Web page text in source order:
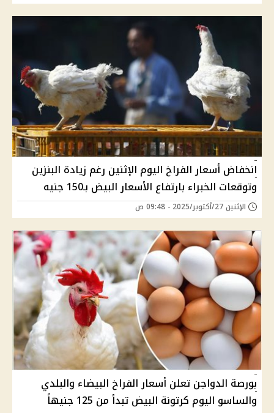
انخفاض أسعار الفراخ اليوم الإثنين رغم زيادة البنزين
وتوقعات الخبراء بارتفاع الأسعار البيض بـ150 جنيه
الإثنين 27/أكتوبر/2025 - 09:48 ص
بورصة الدواجن تعلن أسعار الفراخ البيضاء والبلدي
والساسو اليوم كرتونة البيض تبدأ من 125 جنيهاً